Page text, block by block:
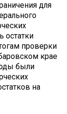
для
остатки
проверки
крае
были
на